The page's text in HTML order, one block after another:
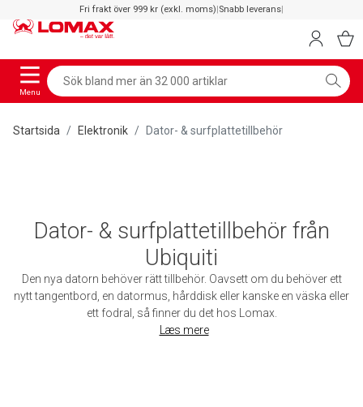
Fri frakt över 999 kr (exkl. moms)|Snabb leverans|
Menu
Startsida Elektronik Dator- & surfplattetillbehör
Dator- & surfplattetillbehör från
Ubiquiti
Den nya datorn behöver rätt tillbehör. Oavsett om du behöver ett
nytt tangentbord, en datormus, hårddisk eller kanske en väska eller
ett fodral, så finner du det hos Lomax.
Læs mere